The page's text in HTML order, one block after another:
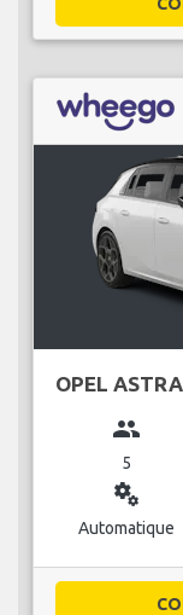
OPEL ASTRA
group
5
miscellaneous_services
Automatique